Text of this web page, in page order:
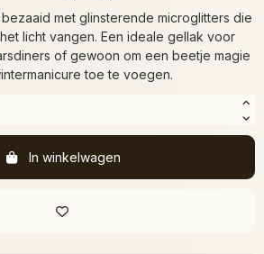
met glinsterende microglitters die
licht vangen. Een ideale gellak voor
of gewoon om een beetje magie
toe te voegen.
In winkelwagen